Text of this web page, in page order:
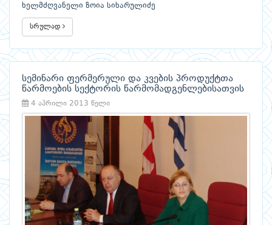
ხელმძღვანელი ზოია სიხარულიძე
სრულად
სემინარი ფერმერული და კვების პროდუქტთა
წარმოების სექტორის წარმომადგენლებისათვის
4 აპრილი 2013 წელი